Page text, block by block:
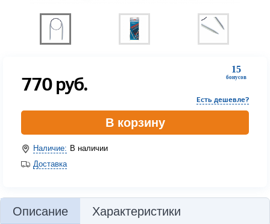
15
бонусов
770руб.
Есть дешевле?
В корзину
Наличие: В наличии
Доставка
Описание Характеристики